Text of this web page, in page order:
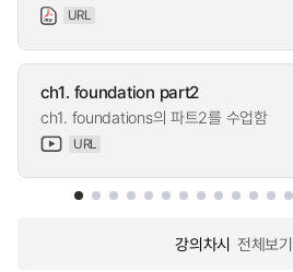
URL
ch1. foundation part2
ch1. foundations의 파트2를 수업함
URL
강의차시 전체보기